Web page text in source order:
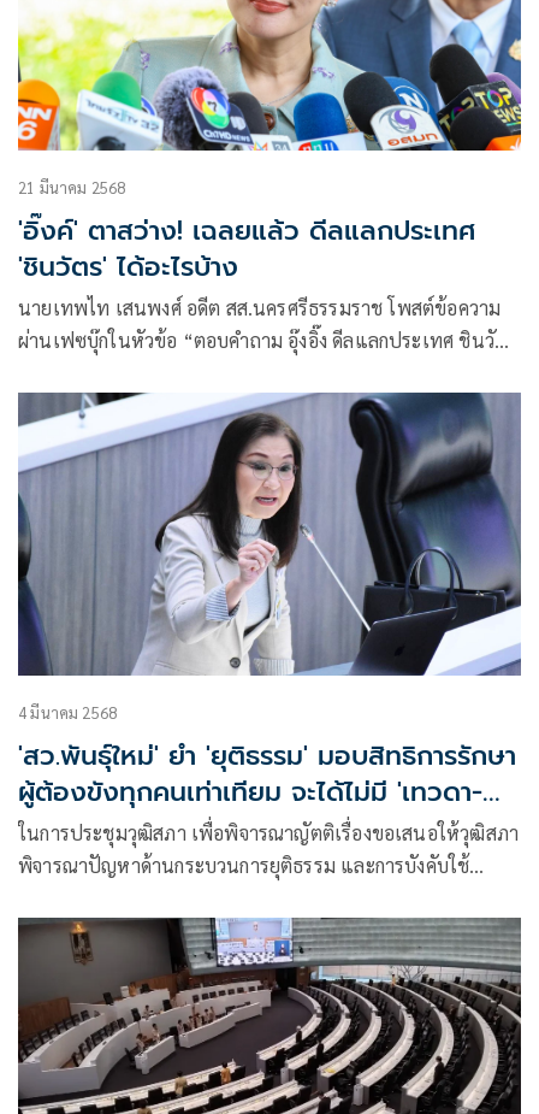
21 มีนาคม 2568
'อิ๊งค์' ตาสว่าง! เฉลยแล้ว ดีลแลกประเทศ
'ชินวัตร' ได้อะไรบ้าง
นายเทพไท เสนพงศ์ อดีต สส.นครศรีธรรมราช โพสต์ข้อความ
ผ่านเฟซบุ๊กในหัวข้อ “ตอบคำถาม อุ๊งอิ๊ง ดีลแลกประเทศ ชินวัตร
4 มีนาคม 2568
'สว.พันธุ์ใหม่' ยำ 'ยุติธรรม' มอบสิทธิการรักษา
ผู้ต้องขังทุกคนเท่าเทียม จะได้ไม่มี 'เทวดา-
สัมภเวสี'
ในการประชุมวุฒิสภา เพื่อพิจารณาญัตติเรื่องขอเสนอให้วุฒิสภา
พิจารณาปัญหาด้านกระบวนการยุติธรรม และการบังคับใช้